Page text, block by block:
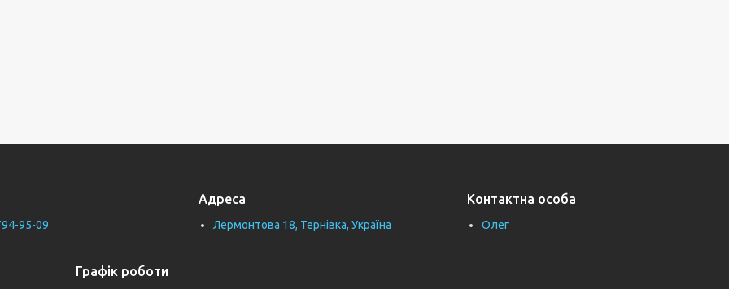
95-09
Адреса
Лермонтова 18, Тернівка, Україна
Контактна особа
Олег
Графік роботи